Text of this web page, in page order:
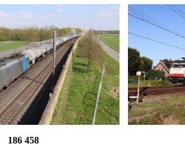
186 458